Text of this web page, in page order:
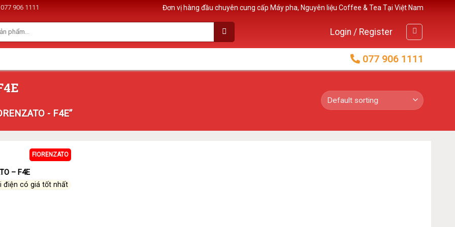
077 906 1111 Đơn vị hàng đầu chuyên cung cấp Máy pha, Nguyên liệu Coffee & Tea Tại Việt Nam
Login / Register
077 906 1111
- F4E”
FIORENZATO
– F4E
điện có giá tốt nhất